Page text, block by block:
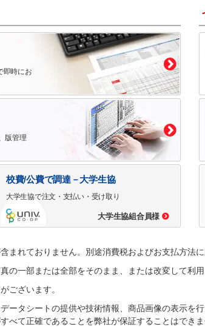
即時にお
版管理
校費/公費で調達－大学生協
大学生協で注文・支払い・受け取り
大学生協組合員様
れておりません。別途消費税およびお支払方法に
一部または全部をそのまま、または改変して利用
ございます。
タシートの提供や技術情報、商品画像の表示を行
べて正確であることを弊社が保証することはできま